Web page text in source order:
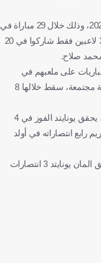
ووصل مبيومو لهدفه الرابع عشر منذ بداية عام 2025، وذلك خلال 29 مباراة في
البريميرليج، صنع خلالها أيضا 6 أهداف، وهو أحد 3 لاعبين فقط شاركوا في 20
صلاح.
"سكواكا" إلى فوز المان يونايتد بآخر 4 مباريات على ملعبهم في
البريميرليج، أكثر مما تحقق في 13 مواجهة سابقة مجتمعة، سقط خلالها 8
وأضافت: "للمرة الأولى منذ أغسطس/ آب 2003، يحقق يونايتد الفوز في 4
رابع انتصاراته في أولد
وللمرة الأولى أيضا منذ فبراير/ شباط 2024، يحقق المان يونايتد 3 انتصارات